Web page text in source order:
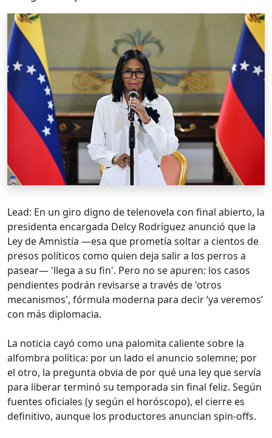
Lead: En un giro digno de telenovela con final abierto, la
presidenta encargada Delcy Rodríguez anunció que la
Ley de Amnistía —esa que prometía soltar a cientos de
presos políticos como quien deja salir a los perros a
pasear— 'llega a su fin'. Pero no se apuren: los casos
pendientes podrán revisarse a través de 'otros
mecanismos', fórmula moderna para decir ‘ya veremos’
con más diplomacia.
La noticia cayó como una palomita caliente sobre la
alfombra política: por un lado el anuncio solemne; por
el otro, la pregunta obvia de por qué una ley que servía
para liberar terminó su temporada sin final feliz. Según
fuentes oficiales (y según el horóscopo), el cierre es
definitivo, aunque los productores anuncian spin-offs.